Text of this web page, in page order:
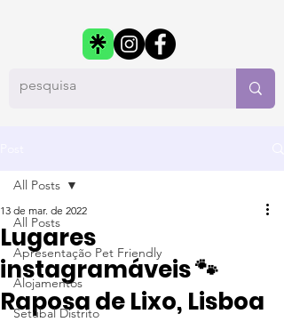
All Posts
Apresentação Pet Friendly
Alojamentos
Setúbal Distrito
All Posts
Lugares
instagramáveis 🐾
Raposa de Lixo, Lisboa
13 de mar. de 2022